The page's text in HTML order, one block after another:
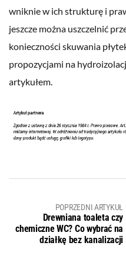
wniknie w ich strukturę i
jeszcze można uszczelnić
konieczności skuwania
propozycjami na
artykułem.
POPRZEDNI ARTYKUŁ
Drewniana toaleta czy
chemiczne WC? Co wybrać na
działkę bez kanalizacji